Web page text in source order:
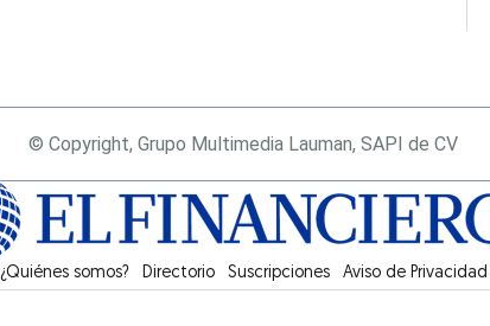
© Copyright, Grupo Multimedia Lauman, SAPI de CV
¿Quiénes somos? Directorio SuscripcionesOpens in new window
Aviso de Privacidad